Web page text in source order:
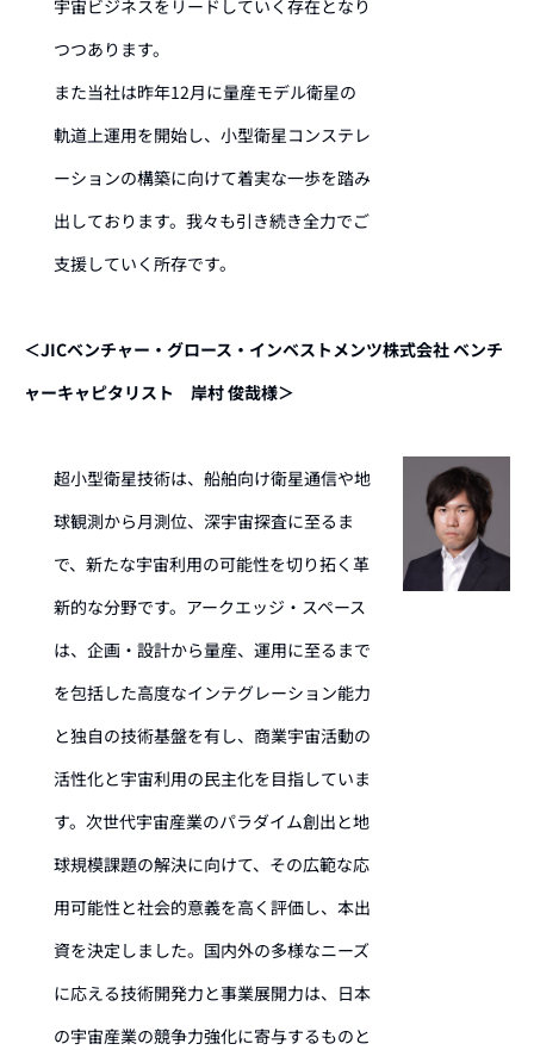
宇宙ビジネスをリードしていく存在となり
つつあります。
また当社は昨年12月に量産モデル衛星の
軌道上運用を開始し、小型衛星コンステレ
ーションの構築に向けて着実な一歩を踏み
出しております。我々も引き続き全力でご
支援していく所存です。
＜JICベンチャー・グロース・インベストメンツ株式会社 ベンチ
ャーキャピタリスト 岸村 俊哉様＞
超小型衛星技術は、船舶向け衛星通信や地
球観測から月測位、深宇宙探査に至るま
で、新たな宇宙利用の可能性を切り拓く革
新的な分野です。アークエッジ・スペース
は、企画・設計から量産、運用に至るまで
を包括した高度なインテグレーション能力
と独自の技術基盤を有し、商業宇宙活動の
活性化と宇宙利用の民主化を目指していま
す。次世代宇宙産業のパラダイム創出と地
球規模課題の解決に向けて、その広範な応
用可能性と社会的意義を高く評価し、本出
資を決定しました。国内外の多様なニーズ
に応える技術開発力と事業展開力は、日本
の宇宙産業の競争力強化に寄与するものと